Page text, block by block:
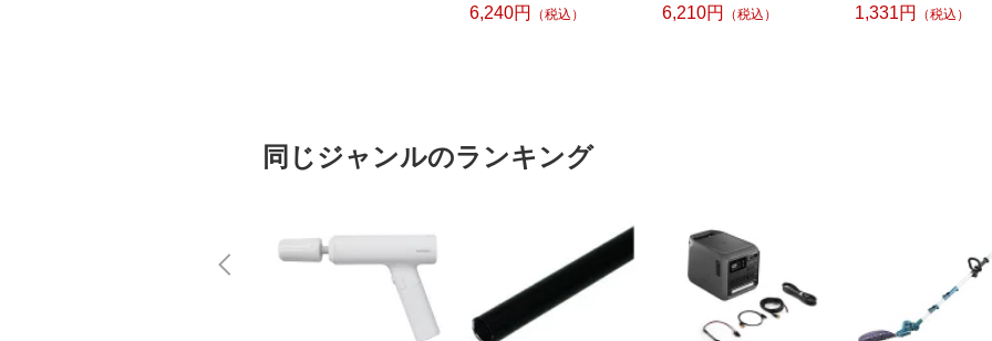
6,240円 （税込） 6,210円 （税込） 1,331円 （税込）
同じジャンルのランキング